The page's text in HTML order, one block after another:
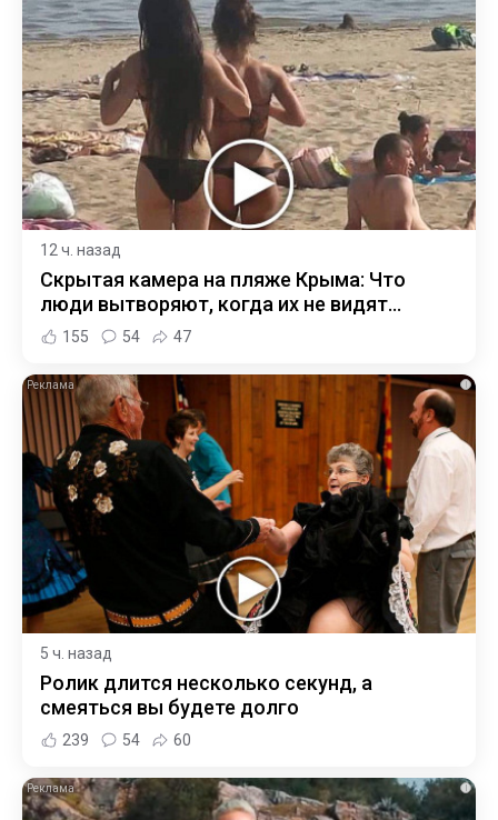
12 ч. назад
Скрытая камера на пляже Крыма: Что
люди вытворяют, когда их не видят...
155 54 47
i
5 ч. назад
Ролик длится несколько секунд, а
смеяться вы будете долго
239 54 60
i